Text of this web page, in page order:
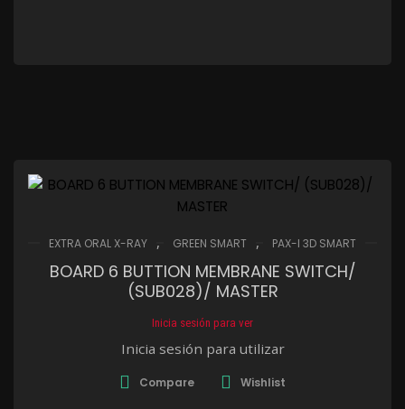
EXTRA ORAL X-RAY , GREEN SMART , PAX-I 3D SMART
BOARD 6 BUTTION MEMBRANE SWITCH/
(SUB028)/ MASTER
Inicia sesión para ver
Inicia sesión para utilizar
Compare Wishlist